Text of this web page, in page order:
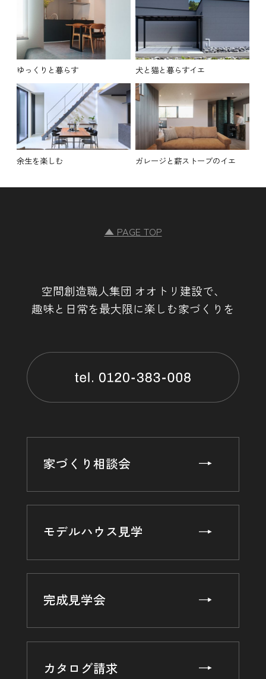
ゆっくりと暮らす 犬と猫と暮らすイエ
余生を楽しむ ガレージと薪ストーブのイエ
▲ PAGE TOP
空間創造職人集団 オオトリ建設で、
趣味と日常を最大限に楽しむ家づくりを
家づくり相談会
モデルハウス見学
完成見学会
カタログ請求